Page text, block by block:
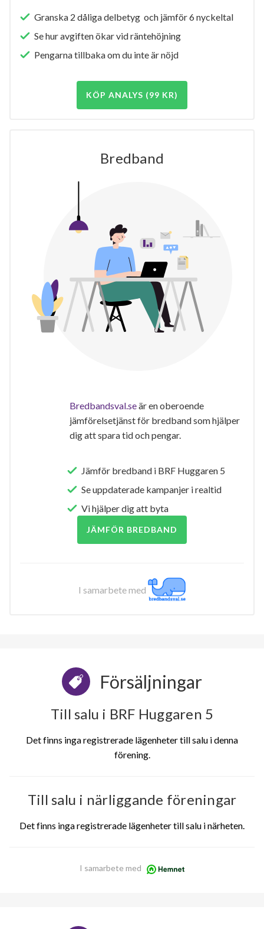
Granska 2 dåliga delbetyg och jämför 6 nyckeltal
Se hur avgiften ökar vid räntehöjning
Pengarna tillbaka om du inte är nöjd
KÖP ANALYS (99 KR)
Bredband
Bredbandsval.seär en oberoende
jämförelsetjänst för bredband som hjälper
dig att spara tid och pengar.
Jämför bredband i BRF Huggaren 5
Se uppdaterade kampanjer i realtid
Vi hjälper dig att byta
JÄMFÖR BREDBAND
I samarbete med
Försäljningar
Till salu i BRF Huggaren 5
Det finns inga registrerade lägenheter till salu i denna
förening.
Till salu i närliggande föreningar
Det finns inga registrerade lägenheter till salu i närheten.
I samarbete med